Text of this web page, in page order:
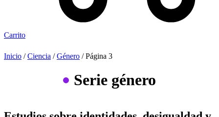
Carrito
Inicio /Ciencia /Género / Página 3
Serie género